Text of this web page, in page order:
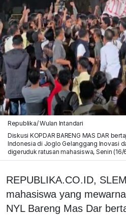
Republika/ Wulan Intandari
Diskusi KOPDAR BARENG MAS DAR
Indonesia di Joglo Gelanggang Inovasi
digeruduk ratusan mahasiswa, Senin (16/
REPUBLIKA.CO.ID,
mahasiswa yang
NYL Bareng Mas Dar